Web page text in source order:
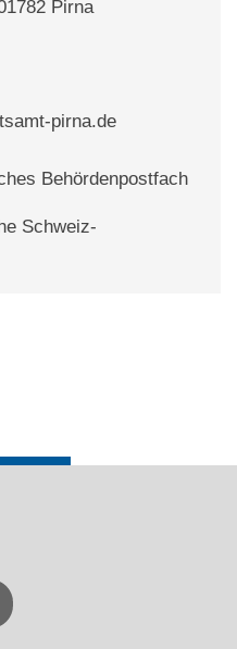
Pirna
pirna.de
Behördenpostfach
Schweiz-